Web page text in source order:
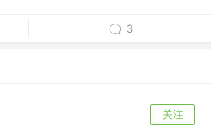
3
关注